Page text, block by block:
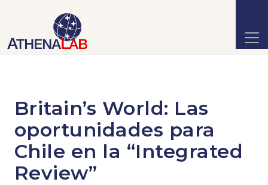
Britain’s World: Las
oportunidades para
Chile en la “Integrated
Review”